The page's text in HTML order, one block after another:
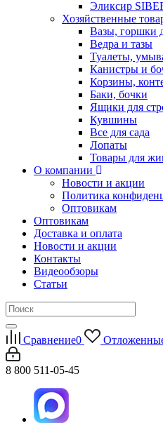
Эликсир
Хозяйственные
Вазы, горшки
Ведра и тазы
Туалеты,
Канистры и
Корзины,
Баки, бочки
Ящики для
Кувшины
Все для сада
Лопаты
Товары для
О компании
Новости и акции
Политика
Оптовикам
Оптовикам
Доставка и оплата
Новости и акции
Контакты
Видеообзоры
Статьи
Сравнение0
8 800 511-05-45